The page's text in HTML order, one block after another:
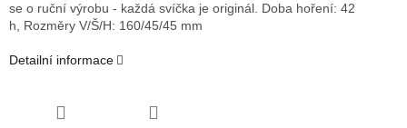
se o ruční výrobu - každá svíčka je originál. Doba hoření: 42
h, Rozměry V/Š/H: 160/45/45 mm
Detailní informace